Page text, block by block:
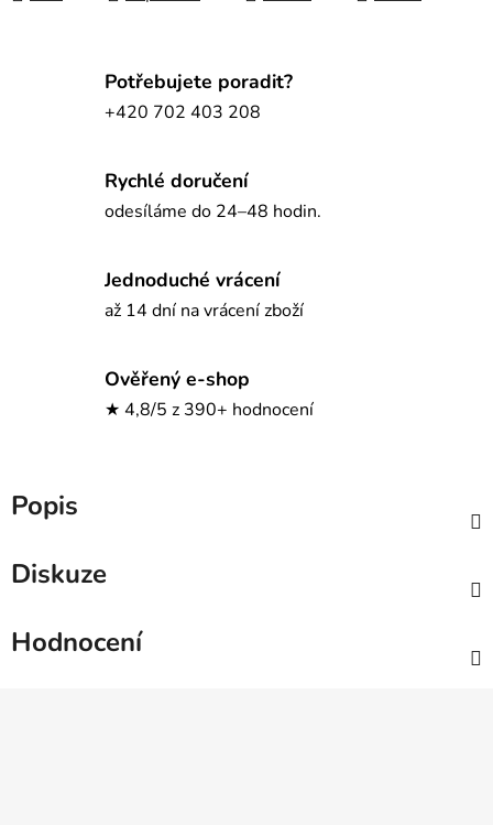
Potřebujete poradit?
+420 702 403 208
Rychlé doručení
odesíláme do 24–48 hodin.
Jednoduché vrácení
až 14 dní na vrácení zboží
Ověřený e-shop
★ 4,8/5 z 390+ hodnocení
Popis
Diskuze
Hodnocení